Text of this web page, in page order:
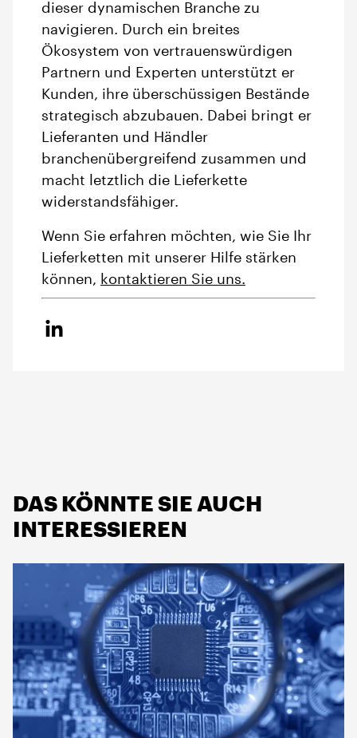
dieser dynamischen Branche zu
navigieren. Durch ein breites
Ökosystem von vertrauenswürdigen
Partnern und Experten unterstützt er
Kunden, ihre überschüssigen Bestände
strategisch abzubauen. Dabei bringt er
Lieferanten und Händler
branchenübergreifend zusammen und
macht letztlich die Lieferkette
widerstandsfähiger.
Wenn Sie erfahren möchten, wie Sie Ihr
Lieferketten mit unserer Hilfe stärken
können, kontaktieren Sie uns.
DAS KÖNNTE SIE AUCH
INTERESSIEREN